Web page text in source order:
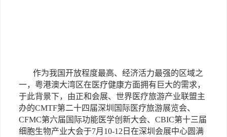
作为我国开放程度最高、经济活力最强的区域之
一，粤港澳大湾区在医疗健康方面拥有巨大的需求，
于此背景下，由正和会展、世界医疗旅游产业联盟主
办的CMTF第二十四届深圳国际医疗旅游展览会、
CFMC第六届国际功能医学创新大会、CBIC第十三届
细胞生物产业大会于7月10-12日在深圳会展中心圆满